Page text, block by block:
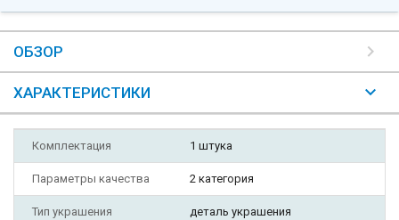
ОБЗОР
ХАРАКТЕРИСТИКИ
Комплектация 1 штука
Параметры качества 2 категория
Тип украшения деталь украшения